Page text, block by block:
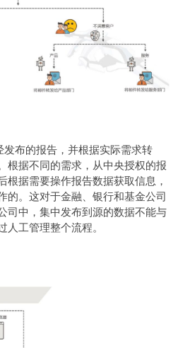
发布的报告，并根据实际需求转
根据不同的需求，从中央授权的报
根据需要操作报告数据获取信息，
的。这对于金融、银行和基金公司
司中，集中发布到源的数据不能与
工管理整个流程。